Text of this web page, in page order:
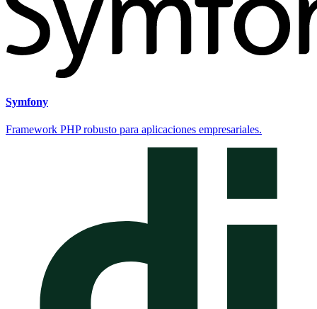
Symfony
Framework PHP robusto para aplicaciones empresariales.